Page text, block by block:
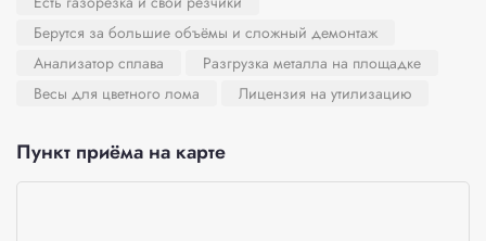
Берутся за большие объёмы и сложный демонтаж
Анализатор сплава
Разгрузка металла на площадке
Весы для цветного лома
Лицензия на утилизацию
Пункт приёма на карте